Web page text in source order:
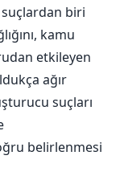
suçlardan biri
kamu
etkileyen
ağır
suçları
belirlenmesi